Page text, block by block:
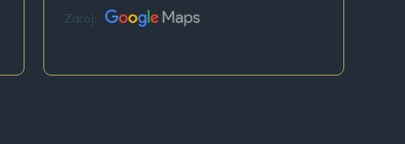
Zdroj: